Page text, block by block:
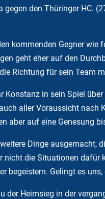
gegen den Thüringer HC.
kommenden Gegner wie
geht eher auf den
Richtung für sein Team
Konstanz in sein Spiel
aller Voraussicht
aber auf eine Genesung
Dinge ausgemacht,
nicht die Situationen dafür
begeistern. Gelingt es
der Heimsieg in der